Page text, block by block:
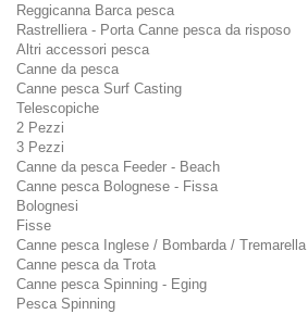
Reggicanna Barca pesca
Rastrelliera - Porta Canne pesca da risposo
Altri accessori pesca
Canne da pesca
Canne pesca Surf Casting
Telescopiche
2 Pezzi
3 Pezzi
Canne da pesca Feeder - Beach
Canne pesca Bolognese - Fissa
Bolognesi
Fisse
Canne pesca Inglese / Bombarda / Tremarella
Canne pesca da Trota
Canne pesca Spinning - Eging
Pesca Spinning